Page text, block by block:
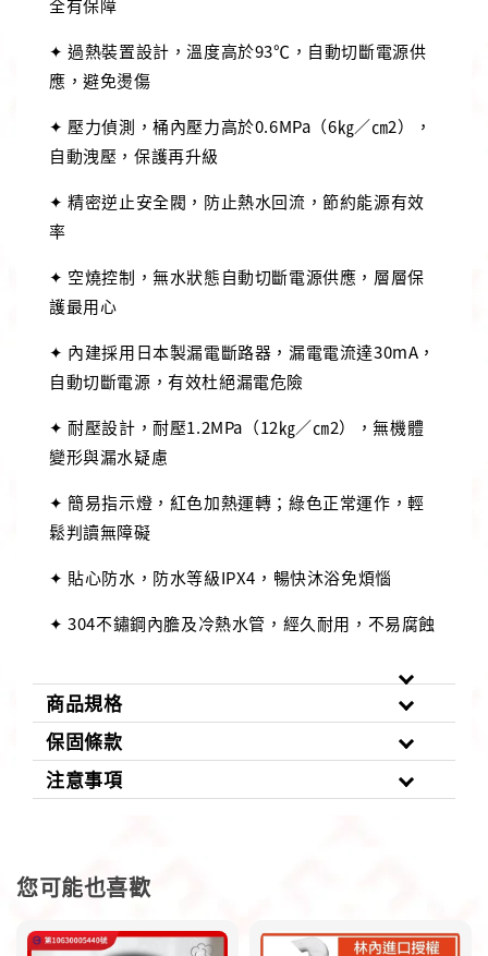
✦ 過熱裝置設計，溫度高於93℃，自動切斷電源供
應，避免燙傷
✦ 壓力偵測，桶內壓力高於0.6MPa（6㎏／㎝2），
自動洩壓，保護再升級
✦ 精密逆止安全閥，防止熱水回流，節約能源有效
率
✦ 空燒控制，無水狀態自動切斷電源供應，層層保
護最用心
✦ 內建採用日本製漏電斷路器，漏電電流達30mA，
自動切斷電源，有效杜絕漏電危險
✦ 耐壓設計，耐壓1.2MPa（12㎏／㎝2），無機體
變形與漏水疑慮
✦ 簡易指示燈，紅色加熱運轉；綠色正常運作，輕
鬆判讀無障礙
✦ 貼心防水，防水等級IPX4，暢快沐浴免煩惱
✦ 304不鏽鋼內膽及冷熱水管，經久耐用，不易腐蝕
商品規格
保固條款
注意事項
您可能也喜歡